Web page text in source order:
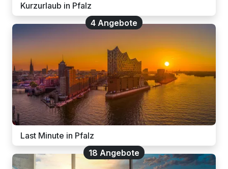
Kurzurlaub in Pfalz
4 Angebote
Last Minute in Pfalz
18 Angebote